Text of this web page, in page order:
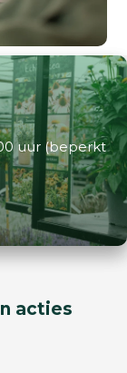
uur (beperkt
acties